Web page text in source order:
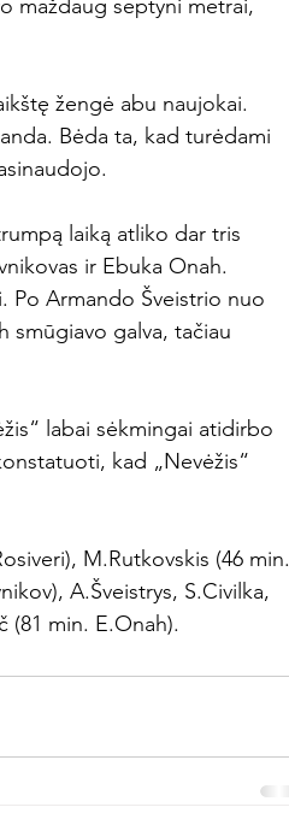
maždaug septyni metrai,
žengė abu naujokai.
Bėda ta, kad turėdami
laiką atliko dar tris
ir Ebuka Onah.
Po Armando Šveistrio nuo
smūgiavo galva, tačiau
labai sėkmingai atidirbo
kad „Nevėžis“
M.Rutkovskis (46 min.
A.Šveistrys, S.Civilka,
(81 min. E.Onah).